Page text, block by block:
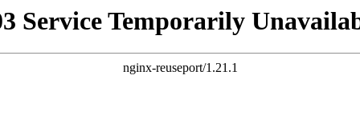
Service Temporarily
nginx-reuseport/1.21.1